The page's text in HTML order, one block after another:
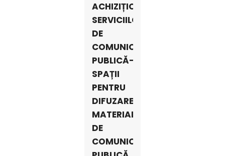
ACHIZIȚIONAREA
SERVICIILOR
DE
COMUNICARE
PUBLICĂ-
SPAȚII
PENTRU
DIFUZARE
MATERIALE
DE
COMUNICARE